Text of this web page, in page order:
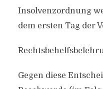
Insolvenzordnung
dem ersten Tag der
Gegen diese